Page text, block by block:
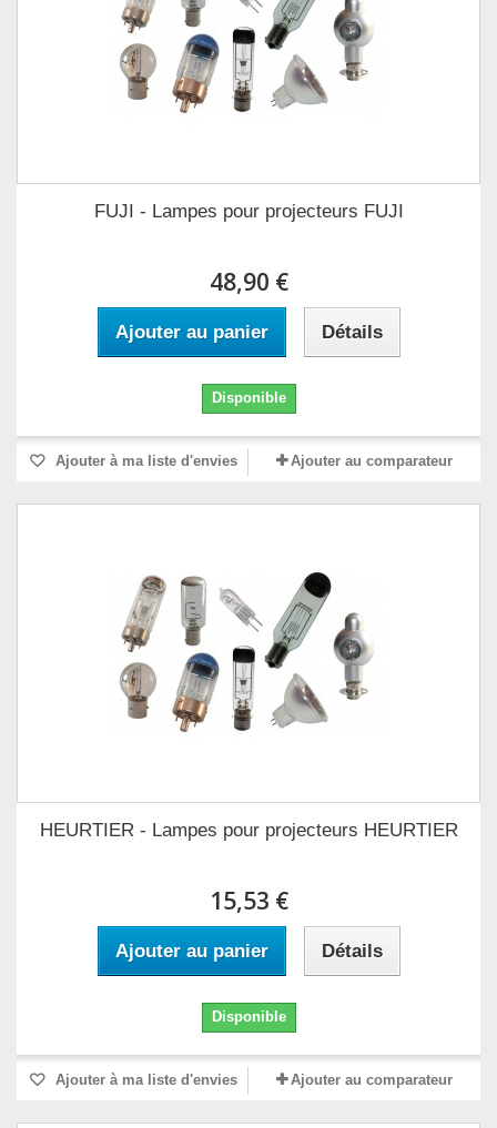
FUJI - Lampes pour projecteurs FUJI
48,90 €
Ajouter au panier Détails
Disponible
Ajouter à ma liste d'envies Ajouter au comparateur
HEURTIER - Lampes pour projecteurs HEURTIER
15,53 €
Ajouter au panier Détails
Disponible
Ajouter à ma liste d'envies Ajouter au comparateur